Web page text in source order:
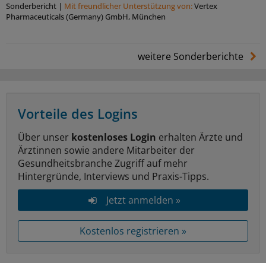
Sonderbericht | Mit freundlicher Unterstützung von:Vertex
Pharmaceuticals (Germany) GmbH, München
weitere Sonderberichte
Vorteile des Logins
Über unser kostenloses Login erhalten Ärzte und
Ärztinnen sowie andere Mitarbeiter der
Gesundheitsbranche Zugriff auf mehr
Hintergründe, Interviews und Praxis-Tipps.
Jetzt anmelden »
Kostenlos registrieren »